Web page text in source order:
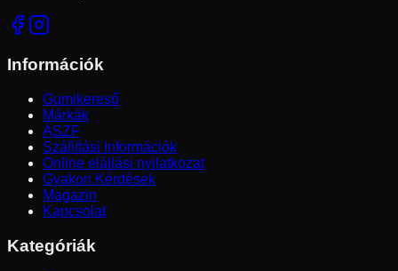
Információk
Gumikereső
Márkák
ÁSZF
Szállítási Információk
Online elállási nyilatkozat
Gyakori Kérdések
Magazin
Kapcsolat
Kategóriák